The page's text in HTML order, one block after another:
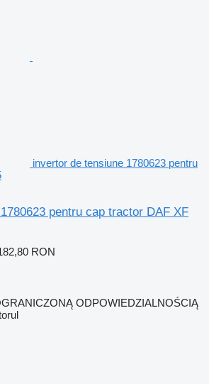
invertor de tensiune 1780623 pentru
pentru cap tractor DAF XF
RON
ODPOWIEDZIALNOŚCIĄ